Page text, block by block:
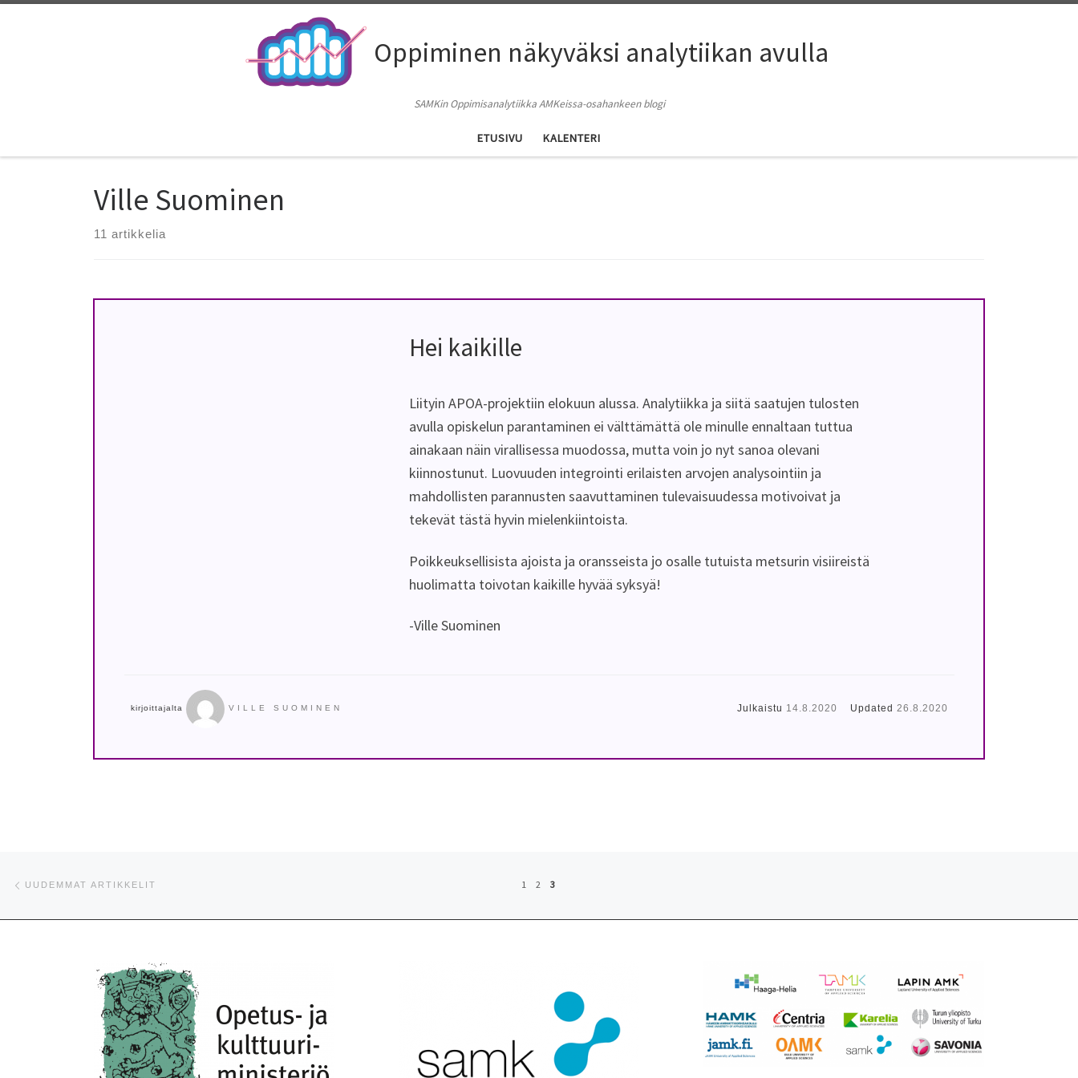
Oppiminen näkyväksi analytiikan avulla
SAMKin Oppimisanalytiikka AMKeissa-osahankeen blogi
ETUSIVU KALENTERI
Ville Suominen
11 artikkelia
Hei kaikille
Liityin APOA-projektiin elokuun alussa. Analytiikka ja siitä saatujen tulosten
avulla opiskelun parantaminen ei välttämättä ole minulle ennaltaan tuttua
ainakaan näin virallisessa muodossa, mutta voin jo nyt sanoa olevani
kiinnostunut. Luovuuden integrointi erilaisten arvojen analysointiin ja
mahdollisten parannusten saavuttaminen tulevaisuudessa motivoivat ja
tekevät tästä hyvin mielenkiintoista.
Poikkeuksellisista ajoista ja oransseista jo osalle tutuista metsurin visiireistä
huolimatta toivotan kaikille hyvää syksyä!
-Ville Suominen
kirjoittajalta VILLE SUOMINEN Julkaistu 14.8.2020 Updated 26.8.2020
Artikkelien navigointi
UUDEMMAT ARTIKKELIT 1 2 3